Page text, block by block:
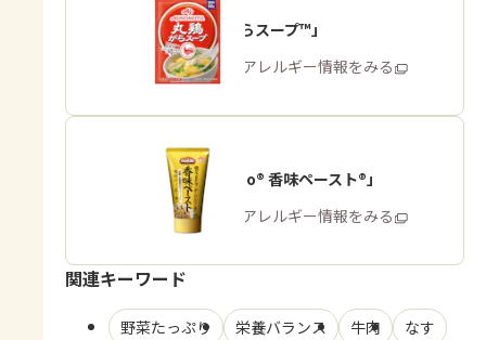
「丸鶏がらスープ™」
商品・アレルギー情報をみる
「Cook Do® 香味ペースト®」
商品・アレルギー情報をみる
関連キーワード
野菜たっぷり 栄養バランス 牛肉
なす